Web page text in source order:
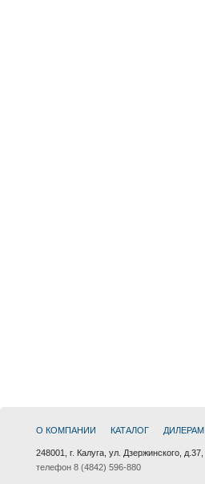
О КОМПАНИИ КАТАЛОГ ДИЛЕРАМ
248001, г. Калуга, ул. Дзержинского,
телефон 8 (4842) 596-880